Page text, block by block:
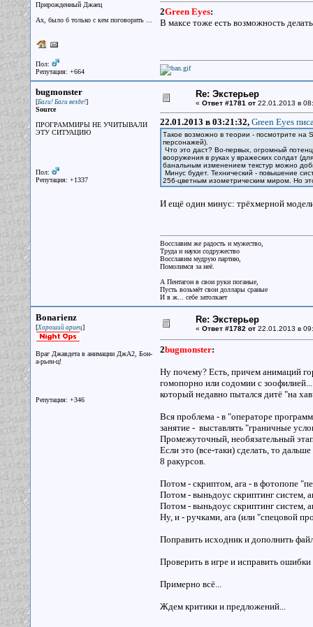
Прирожденный Джаец
Ах, было б только с кем поговорить ...
Пол:
Репутация: +664
2Green Eyes:
В максе тоже есть возможность
bugmonster
[Баги! Баги везде!]
Source
ПРОГРАММИРЫ НЕ УЧИТЫВАЛИ
ЭТУ СИТУАЦИЮ
Пол:
Репутация: +1337
Re: Экстерьер
« Ответ #1781 от22.01.2013 в
22.01.2013 в 03:21:32, Green Eyes
Такое возможно в теории - посмотрите на
персонажей).
Что это даст? Во-первых, огромный
вооружения в руках у вражеских солдат
банальным изменением текстур можно
Минус будет. Технический - повышение
256-цветным изометрическим миром. Но
И ещё один минус: трёхмерной
Восславим же радость и мужество,
Труда и науки содружество
Восславим мудрую партию,
Помолимся за неё.
А Пентагон в свои руки поганые,
Пусть возьмёт свои доллары сраные
И в ж... себе затолкает
Bonarienz
[Хороший ариец]
Враг Джавдета в анимации ДжА2, Бон-
а-рьен-ц!
Репутация: +346
Re: Экстерьер
« Ответ #1782 от22.01.2013 в
2bugmonster:
Ну почему? Есть, причем анимаций
гомопорно или содомии с
который недавно пытался дитё "на
Вся проблема - в "операторе
занятие - выставлять "граничные
Промежуточный, необязательный
Если это (все-таки) сделать, то
8 ракурсов.
Потом - скриптом, ага - в фотопопе
Потом - выньдоус скриптинг систем,
Потом - выньдоус скриптинг систем,
Ну, и - ручками, ага (или "спецовой
Поправить исходник и дополнить
Проверить в игре и исправить ошибки
Примерно всё...
Ждем критики и предложений...